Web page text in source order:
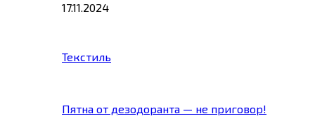
17.11.2024
Текстиль
Пятна от дезодоранта — не приговор!